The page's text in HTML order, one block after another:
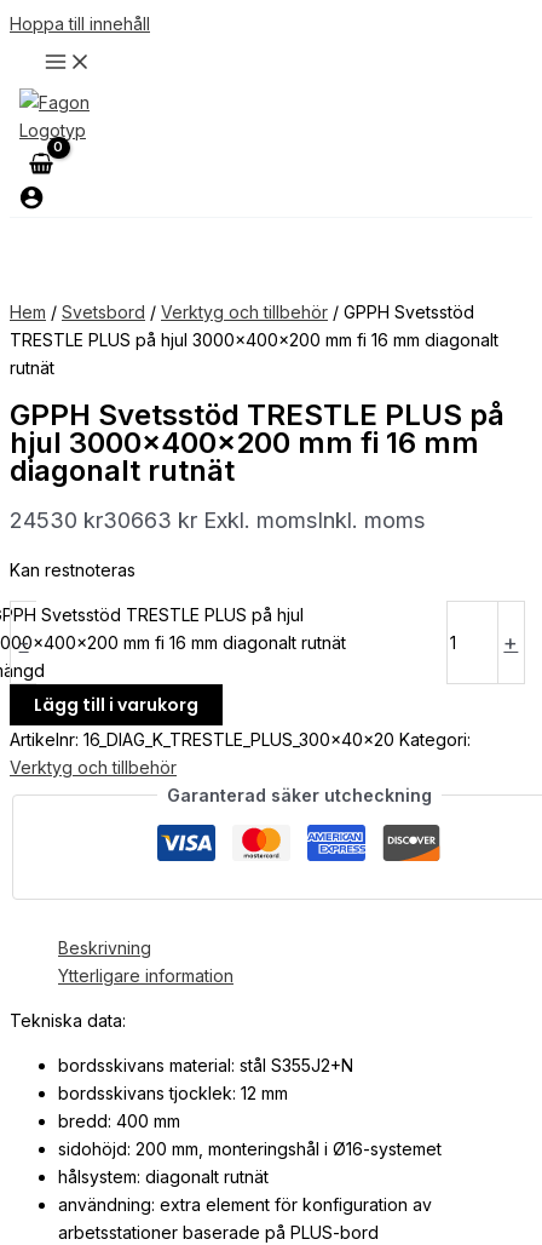
Hoppa till innehåll
Hem / Svetsbord / Verktyg och tillbehör / GPPH Svetsstöd
TRESTLE PLUS på hjul 3000x400x200 mm fi 16 mm diagonalt
rutnät
GPPH Svetsstöd TRESTLE PLUS på
hjul 3000x400x200 mm fi 16 mm
diagonalt rutnät
24530 kr30663 kr Exkl. momsInkl. moms
Kan restnoteras
-
Svetsstöd TRESTLE PLUS på hjul
mm fi 16 mm diagonalt rutnät
+
Lägg till i varukorg
Artikelnr: 16_DIAG_K_TRESTLE_PLUS_300x40x20 Kategori:
Verktyg och tillbehör
Garanterad säker utcheckning
Beskrivning
Ytterligare information
Tekniska data:
bordsskivans material: stål S355J2+N
bordsskivans tjocklek: 12 mm
bredd: 400 mm
sidohöjd: 200 mm, monteringshål i Ø16-systemet
hålsystem: diagonalt rutnät
användning: extra element för konfiguration av
arbetsstationer baserade på PLUS-bord